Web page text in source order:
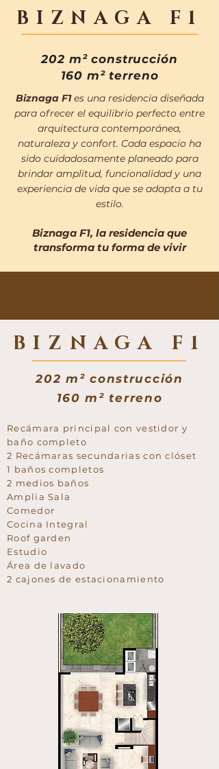
BIZNAGA F1
202 m² construcción
160 m² terreno
Biznaga F1es una residencia diseñada
para ofrecer el equilibrio perfecto entre
arquitectura contemporánea,
naturaleza y confort. Cada espacio ha
sido cuidadosamente planeado para
brindar amplitud, funcionalidad y una
experiencia de vida que se adapta a tu
estilo.
Biznaga F1, la residencia que
transforma tu forma de vivir
BIZNAGA F1
202 m² construcción
160 m² terreno
Recámara principal con vestidor y
baño completo
2 Recámaras secundarias con clóset
1 baños completos
2 medios baños
Amplia Sala
Comedor
Cocina Integral
Roof garden
Estudio
Área de lavado
2 cajones de estacionamiento